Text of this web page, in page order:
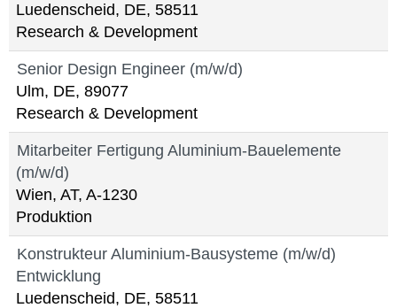
Luedenscheid, DE, 58511
Research & Development
Senior Design Engineer (m/w/d)
Ulm, DE, 89077
Research & Development
Mitarbeiter Fertigung Aluminium-Bauelemente
(m/w/d)
Wien, AT, A-1230
Produktion
Konstrukteur Aluminium-Bausysteme (m/w/d)
Entwicklung
Luedenscheid, DE, 58511